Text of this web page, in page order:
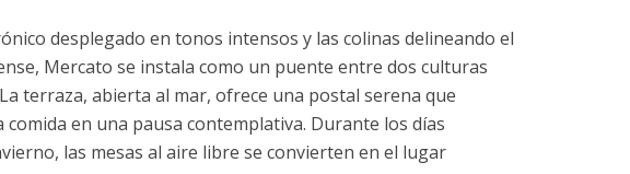
desplegado en tonos intensos y las colinas delineando el
Mercato se instala como un puente entre dos culturas
terraza, abierta al mar, ofrece una postal serena que
en una pausa contemplativa. Durante los días
las mesas al aire libre se convierten en el lugar